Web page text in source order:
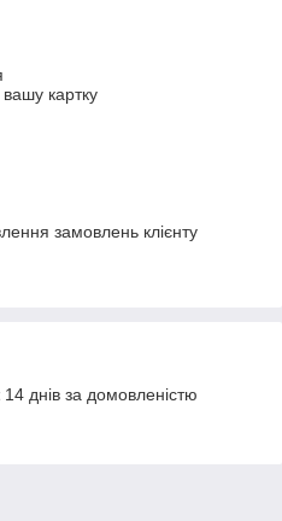
картку
замовлень клієнту
днів за домовленістю